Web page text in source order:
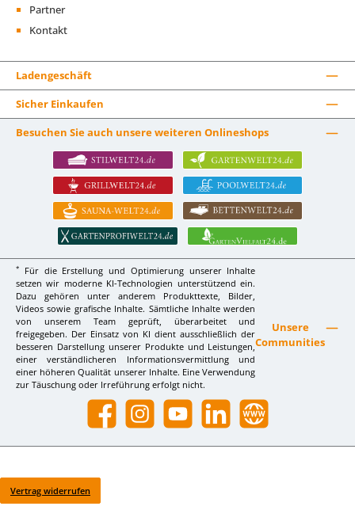
Partner
Kontakt
Ladengeschäft
Sicher Einkaufen
Besuchen Sie auch unsere weiteren Onlineshops
*
Für die Erstellung und Optimierung unserer Inhalte
setzen wir moderne KI-Technologien unterstützend ein.
Dazu gehören unter anderem Produkttexte, Bilder,
Videos sowie grafische Inhalte. Sämtliche Inhalte werden
von unserem Team geprüft, überarbeitet und
freigegeben. Der Einsatz von KI dient ausschließlich der
besseren Darstellung unserer Produkte und Leistungen,
einer verständlicheren Informationsvermittlung und
einer höheren Qualität unserer Inhalte. Eine Verwendung
zur Täuschung oder Irreführung erfolgt nicht.
Unsere
Communities
Facebook InstagramYouTube LinkedIn Website
Vertrag widerrufen